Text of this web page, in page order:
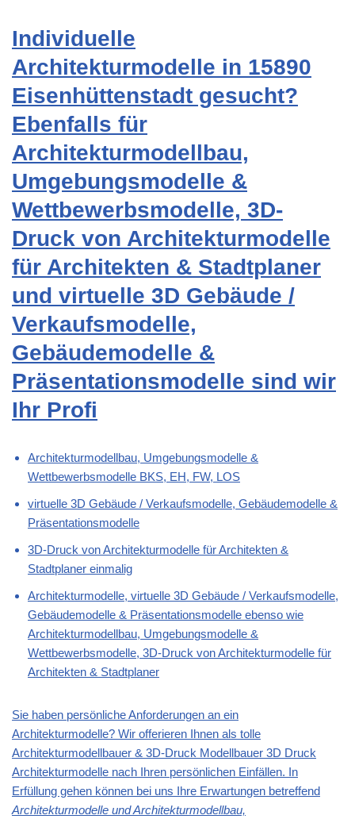
Individuelle
Architekturmodelle in 15890
Eisenhüttenstadt gesucht?
Ebenfalls für
Architekturmodellbau,
Umgebungsmodelle &
Wettbewerbsmodelle, 3D-
Druck von Architekturmodelle
für Architekten & Stadtplaner
und virtuelle 3D Gebäude /
Verkaufsmodelle,
Gebäudemodelle &
Präsentationsmodelle sind wir
Ihr Profi
Architekturmodellbau, Umgebungsmodelle &
Wettbewerbsmodelle BKS, EH, FW, LOS
virtuelle 3D Gebäude / Verkaufsmodelle, Gebäudemodelle &
Präsentationsmodelle
3D-Druck von Architekturmodelle für Architekten &
Stadtplaner einmalig
Architekturmodelle, virtuelle 3D Gebäude / Verkaufsmodelle,
Gebäudemodelle & Präsentationsmodelle ebenso wie
Architekturmodellbau, Umgebungsmodelle &
Wettbewerbsmodelle, 3D-Druck von Architekturmodelle für
Architekten & Stadtplaner
Sie haben persönliche Anforderungen an ein
Architekturmodelle? Wir offerieren Ihnen als tolle
Architekturmodellbauer & 3D-Druck Modellbauer 3D Druck
Architekturmodelle nach Ihren persönlichen Einfällen. In
Erfüllung gehen können bei uns Ihre Erwartungen betreffend
Architekturmodelle und Architekturmodellbau,